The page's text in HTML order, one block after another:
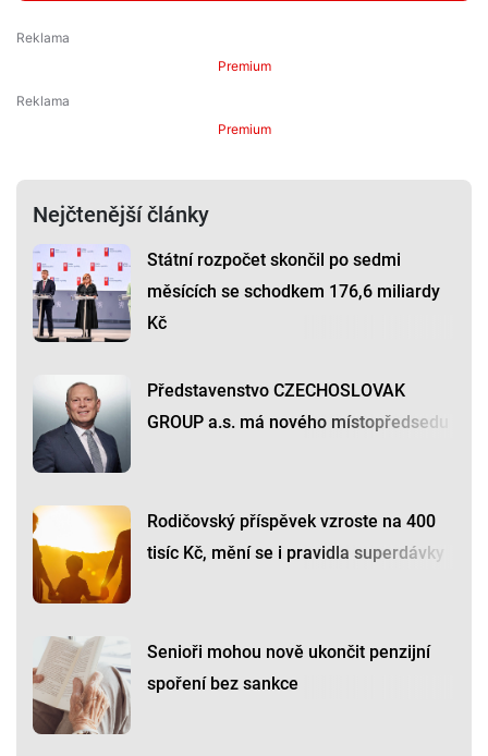
Premium
Premium
Nejčtenější články
Státní rozpočet skončil po sedmi
měsících se schodkem 176,6 miliardy
Kč
Představenstvo CZECHOSLOVAK
GROUP a.s. má nového místopředsedu
Rodičovský příspěvek vzroste na 400
tisíc Kč, mění se i pravidla superdávky
Senioři mohou nově ukončit penzijní
spoření bez sankce